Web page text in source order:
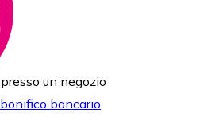
bancario
un negozio